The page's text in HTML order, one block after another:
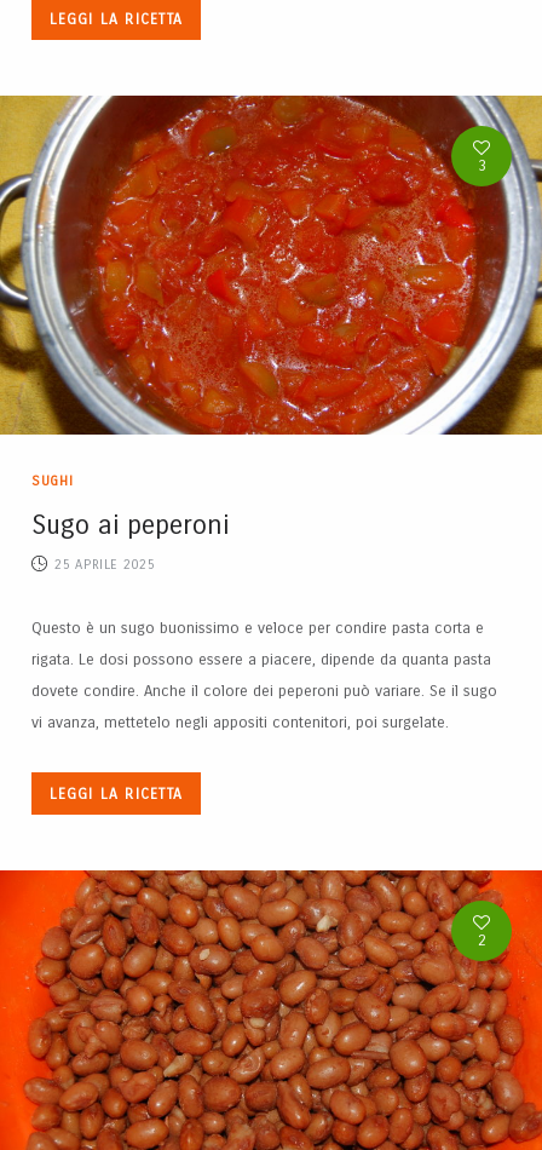
LEGGI LA RICETTA
3
SUGHI
Sugo ai peperoni
25 APRILE 2025
Questo è un sugo buonissimo e veloce per condire pasta corta e
rigata. Le dosi possono essere a piacere, dipende da quanta pasta
dovete condire. Anche il colore dei peperoni può variare. Se il sugo
vi avanza, mettetelo negli appositi contenitori, poi surgelate.
LEGGI LA RICETTA
2